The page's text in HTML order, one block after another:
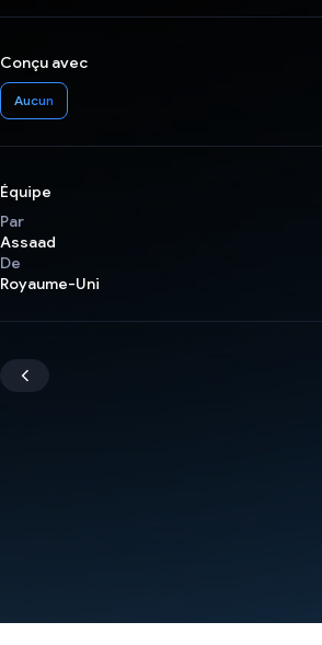
Conçu avec
Aucun
Équipe
Par
Assaad
De
Royaume-Uni